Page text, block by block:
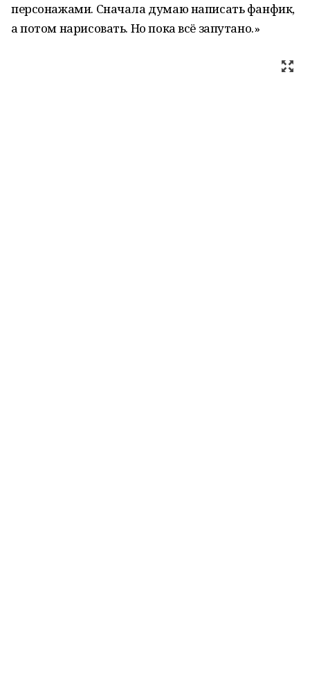
персонажами. Сначала думаю написать фанфик,
а потом нарисовать. Но пока всё запутано.»